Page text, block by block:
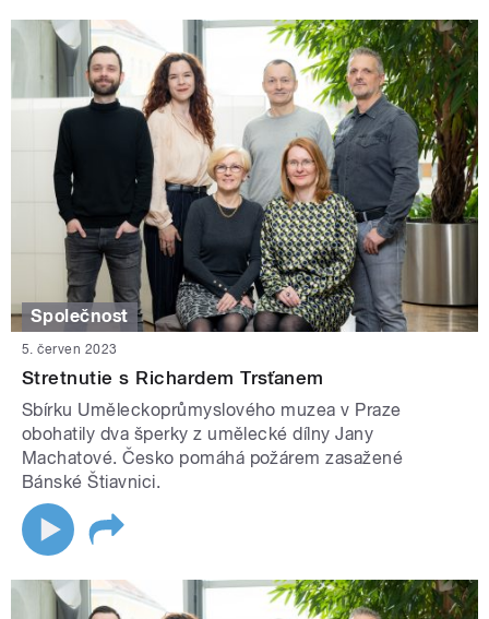
Společnost
5. červen 2023
Stretnutie s Richardem Trsťanem
Sbírku Uměleckoprůmyslového muzea v Praze
obohatily dva šperky z umělecké dílny Jany
Machatové. Česko pomáhá požárem zasažené
Bánské Štiavnici.